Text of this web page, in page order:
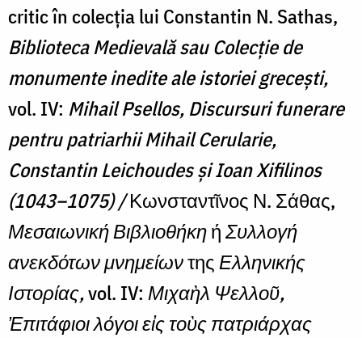
critic în colecția lui Constantin N. Sathas,
Biblioteca Medievală sau Colecție de
monumente inedite ale istoriei grecești,
vol. IV: Mihail Psellos, Discursuri funerare
pentru patriarhii Mihail Cerularie,
Constantin Leichoudes și Ioan Xifilinos
(1043–1075) /Κωνσταντῖνος Ν. Σάθας,
Μεσαιωνική ΒιβλιοθήκηήΣυλλογή
ανεκδότων μνημείωντηςΕλληνικής
Ιστορίας,vol. IV: Μιχαὴλ Ψελλοῦ,
Ἐπιτάφιοι λόγοι εἰς τοὺς πατριάρχας